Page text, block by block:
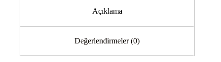
Açıklama
Değerlendirmeler (0)